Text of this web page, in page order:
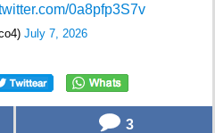
0a8pfp3S7v
July 7, 2026
3